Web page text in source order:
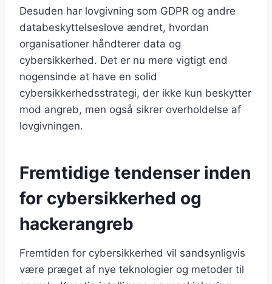
Desuden har lovgivning som GDPR og andre
databeskyttelseslove ændret, hvordan
organisationer håndterer data og
cybersikkerhed. Det er nu mere vigtigt end
nogensinde at have en solid
cybersikkerhedsstrategi, der ikke kun beskytter
mod angreb, men også sikrer overholdelse af
lovgivningen.
Fremtidige tendenser inden
for cybersikkerhed og
hackerangreb
Fremtiden for cybersikkerhed vil sandsynligvis
være præget af nye teknologier og metoder til